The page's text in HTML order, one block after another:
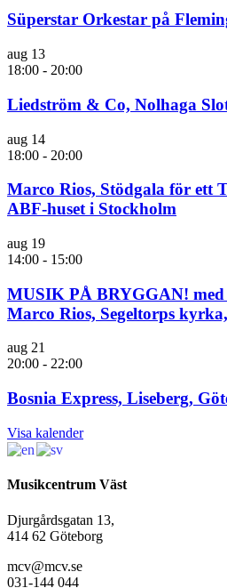
Süperstar Orkestar på
aug 13
18:00 - 20:00
Liedström & Co, Nolhaga
aug 14
18:00 - 20:00
Marco Rios, Stödgala för ett
ABF-huset i Stockholm
aug 19
14:00 - 15:00
MUSIK PÅ BRYGGAN!
Marco Rios, Segeltorps
aug 21
20:00 - 22:00
Bosnia Express, Liseberg,
Visa kalender
Musikcentrum Väst
Djurgårdsgatan 13,
414 62 Göteborg
mcv@mcv.se
031-144 044